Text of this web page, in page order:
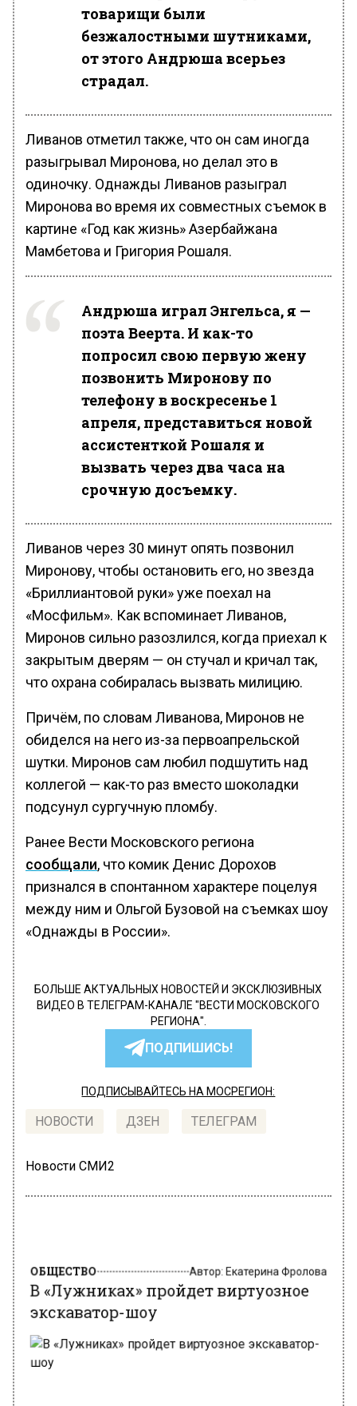
товарищи были
безжалостными шутниками,
от этого Андрюша всерьез
страдал.
Ливанов отметил также, что он сам иногда
разыгрывал Миронова, но делал это в
одиночку. Однажды Ливанов разыграл
Миронова во время их совместных съемок в
картине «Год как жизнь» Азербайжана
Мамбетова и Григория Рошаля.
Андрюша играл Энгельса, я —
поэта Веерта. И как-то
попросил свою первую жену
позвонить Миронову по
телефону в воскресенье 1
апреля, представиться новой
ассистенткой Рошаля и
вызвать через два часа на
срочную досъемку.
Ливанов через 30 минут опять позвонил
Миронову, чтобы остановить его, но звезда
«Бриллиантовой руки» уже поехал на
«Мосфильм». Как вспоминает Ливанов,
Миронов сильно разозлился, когда приехал к
закрытым дверям — он стучал и кричал так,
что охрана собиралась вызвать милицию.
Причём, по словам Ливанова, Миронов не
обиделся на него из-за первоапрельской
шутки. Миронов сам любил подшутить над
коллегой — как-то раз вместо шоколадки
подсунул сургучную пломбу.
Ранее Вести Московского региона
сообщали, что комик Денис Дорохов
признался в спонтанном характере поцелуя
между ним и Ольгой Бузовой на съемках шоу
«Однажды в России».
БОЛЬШЕ АКТУАЛЬНЫХ НОВОСТЕЙ И ЭКСКЛЮЗИВНЫХ
ВИДЕО В ТЕЛЕГРАМ-КАНАЛЕ "ВЕСТИ МОСКОВСКОГО
РЕГИОНА".
ПОДПИШИСЬ!
ПОДПИСЫВАЙТЕСЬ НА МОСРЕГИОН:
НОВОСТИ ДЗЕН ТЕЛЕГРАМ
Новости СМИ2
В «Лужниках» пройдет виртуозное
экскаватор-шоу